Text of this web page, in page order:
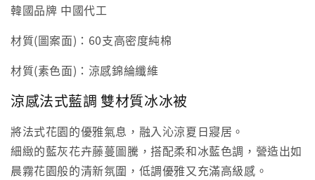
韓國品牌 中國代工
材質(圖案面)：60支高密度純棉
材質(素色面)：涼感錦綸纖維
涼感法式藍調 雙材質冰冰被
將法式花園的優雅氣息，融入沁涼夏日寢居。
細緻的藍灰花卉藤蔓圖騰，搭配柔和冰藍色調，營造出如
晨霧花園般的清新氛圍，低調優雅又充滿高級感。